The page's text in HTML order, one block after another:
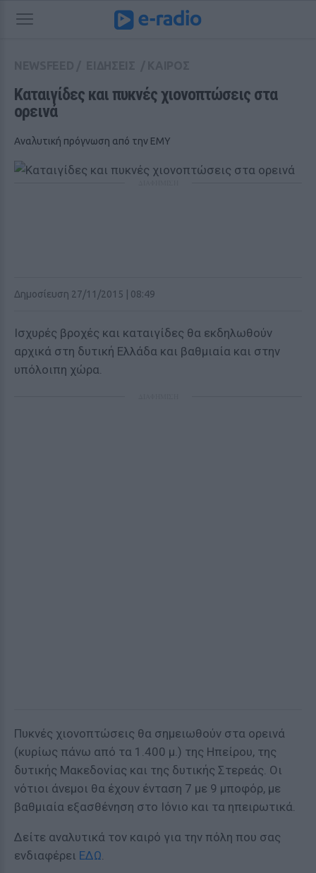
Καταιγίδες και πυκνές χιονοπτώσεις στα
ορεινά
Αναλυτική πρόγνωση από την ΕΜΥ
Δημοσίευση 27/11/2015 | 08:49
Ισχυρές βροχές και καταιγίδες θα εκδηλωθούν
αρχικά στη δυτική Ελλάδα και βαθμιαία και στην
υπόλοιπη χώρα.
Πυκνές χιονοπτώσεις θα σημειωθούν στα ορεινά
(κυρίως πάνω από τα 1.400 μ.) της Ηπείρου, της
δυτικής Μακεδονίας και της δυτικής Στερεάς. Οι
νότιοι άνεμοι θα έχουν ένταση 7 με 9 μποφόρ, με
βαθμιαία εξασθένηση στο Ιόνιο και τα ηπειρωτικά.
Δείτε αναλυτικά τον καιρό για την πόλη που σας
ενδιαφέρει ΕΔΩ.